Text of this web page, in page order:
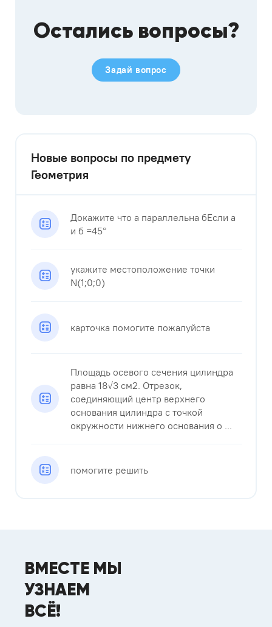
Остались вопросы?
Задай вопрос
Новые вопросы по предмету
Геометрия
Докажите что а параллельна бЕсли а
и б =45°
укажите местоположение точки
N(1;0;0)
карточка помогите пожалуйста
Площадь осевого сечения цилиндра
равна 18√3 см2. Отрезок,
соединяющий центр верхнего
основания цилиндра с точкой
окружности нижнего основания о ...
помогите решить
ВМЕСТЕ МЫ
УЗНАЕМ
ВСЁ!